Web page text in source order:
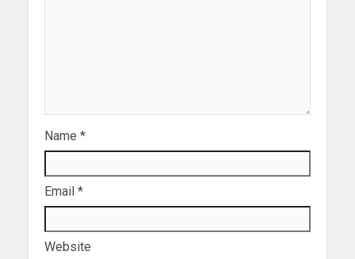
Name *
Email *
Website